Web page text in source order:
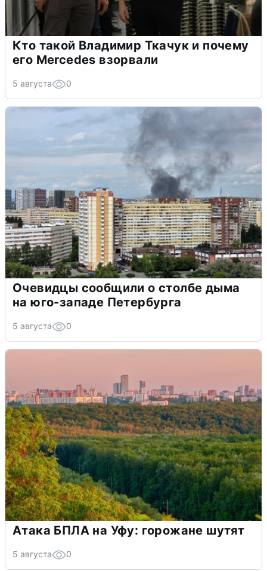
Кто такой Владимир Ткачук и почему
его Mercedes взорвали
5 августа 0
Очевидцы сообщили о столбе дыма
на юго-западе Петербурга
5 августа 0
Атака БПЛА на Уфу: горожане шутят
5 августа 0